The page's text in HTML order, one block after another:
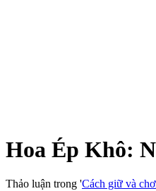
Hoa Ép Khô:
Thảo luận trong 'Cách giữ và